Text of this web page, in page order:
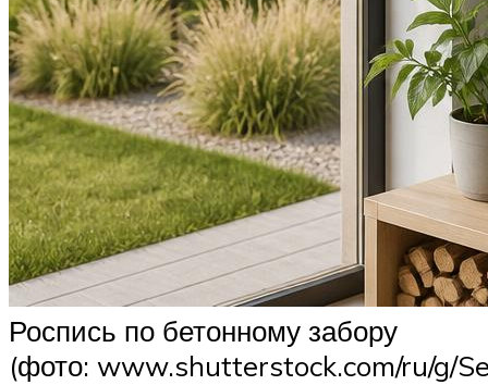
Роспись по бетонному забору
(фото: www.shutterstock.com/ru/g/